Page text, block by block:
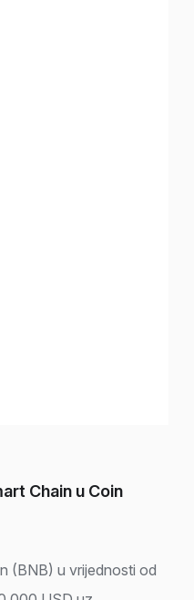
Chain u Coin
(BNB) u vrijednosti od